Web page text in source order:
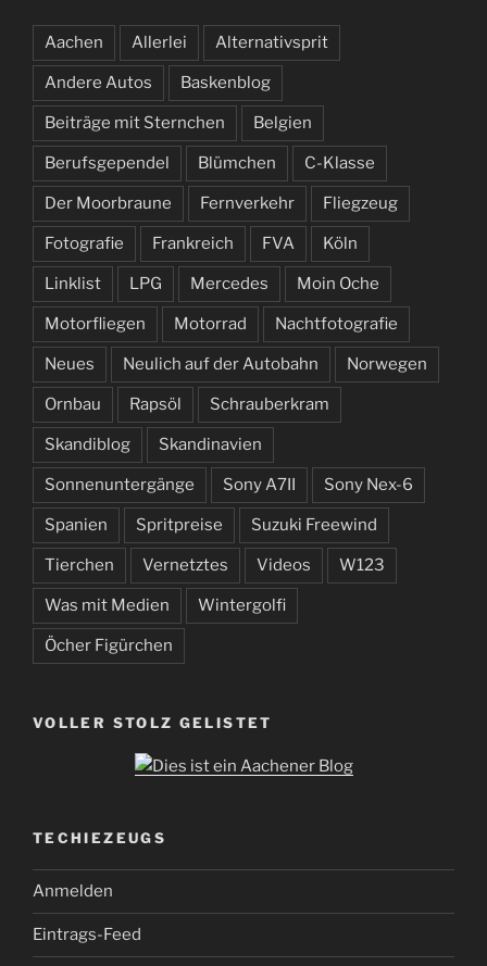
Aachen Allerlei Alternativsprit
Andere Autos Baskenblog
Beiträge mit Sternchen Belgien
Berufsgependel Blümchen C-Klasse
Der Moorbraune Fernverkehr Fliegzeug
Fotografie Frankreich FVA Köln
Linklist LPG Mercedes Moin Oche
Motorfliegen Motorrad Nachtfotografie
Neues Neulich auf der Autobahn Norwegen
Ornbau Rapsöl Schrauberkram
Skandiblog Skandinavien
Sonnenuntergänge Sony A7II Sony Nex-6
Spanien Spritpreise Suzuki Freewind
Tierchen Vernetztes Videos W123
Was mit Medien Wintergolfi
Öcher Figürchen
VOLLER STOLZ GELISTET
TECHIEZEUGS
Anmelden
Eintrags-Feed